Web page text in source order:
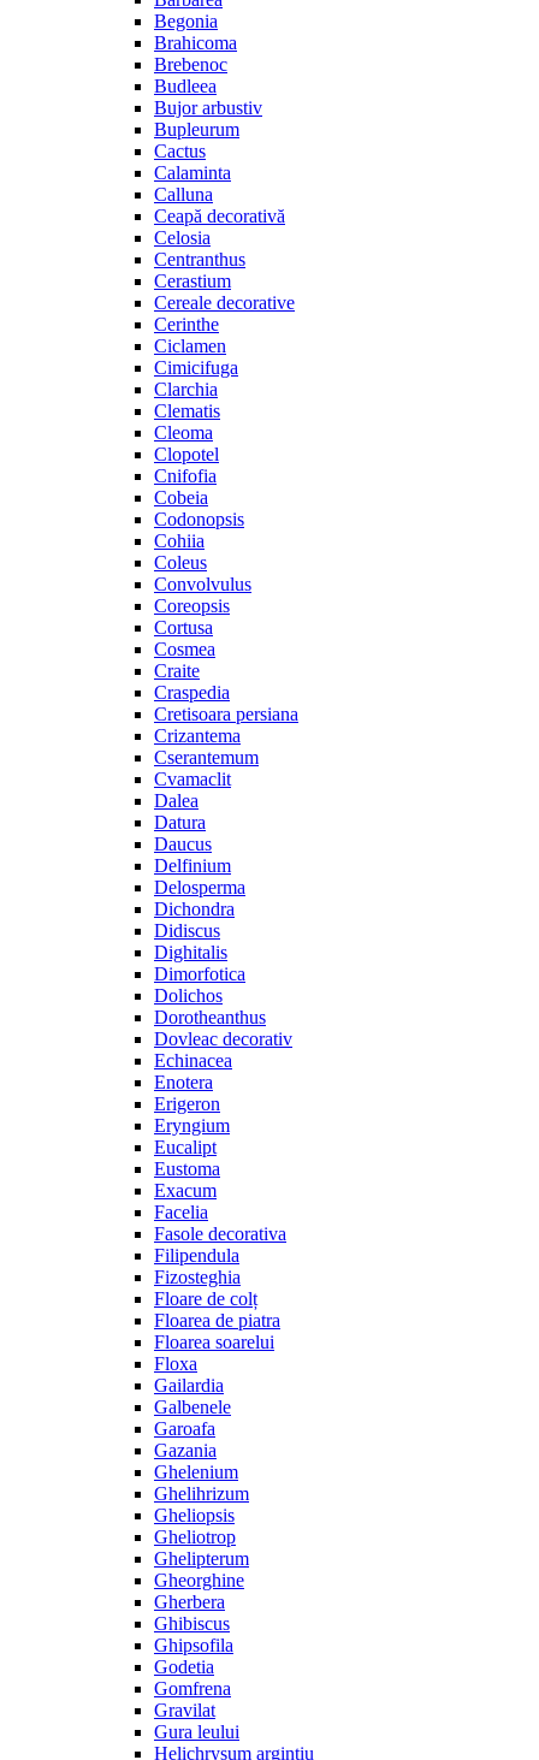
Begonia
Brahicoma
Brebenoc
Budleea
Bujor arbustiv
Bupleurum
Cactus
Calaminta
Calluna
Ceapă decorativă
Celosia
Centranthus
Cerastium
Cereale decorative
Cerinthe
Ciclamen
Cimicifuga
Clarchia
Clematis
Cleoma
Clopotel
Cnifofia
Cobeia
Codonopsis
Cohiia
Coleus
Convolvulus
Coreopsis
Cortusa
Cosmea
Craite
Craspedia
Cretisoara persiana
Crizantema
Cserantemum
Cvamaclit
Dalea
Datura
Daucus
Delfinium
Delosperma
Dichondra
Didiscus
Dighitalis
Dimorfotica
Dolichos
Dorotheanthus
Dovleac decorativ
Echinacea
Enotera
Erigeron
Eryngium
Eucalipt
Eustoma
Exacum
Facelia
Fasole decorativa
Filipendula
Fizosteghia
Floare de colț
Floarea de piatra
Floarea soarelui
Floxa
Gailardia
Galbenele
Garoafa
Gazania
Ghelenium
Ghelihrizum
Gheliopsis
Gheliotrop
Ghelipterum
Gheorghine
Gherbera
Ghibiscus
Ghipsofila
Godetia
Gomfrena
Gravilat
Gura leului
Helichrysum argintiu